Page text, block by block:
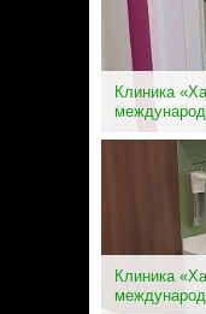
Клиника
Клиника